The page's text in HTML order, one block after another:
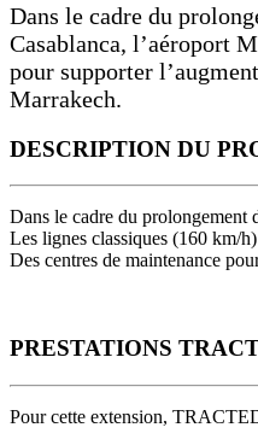
Dans le cadre du
Casablanca, l’aéroport
pour supporter
Marrakech.
DESCRIPTION DU
Dans le cadre du prolongement
Les lignes classiques (160 km/
Des centres de maintenance
PRESTATIONS
Pour cette extension,